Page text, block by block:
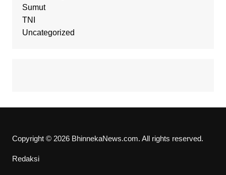
Sumut
TNI
Uncategorized
Copyright © 2026 BhinnekaNews.com. All rights reserved.
Redaksi